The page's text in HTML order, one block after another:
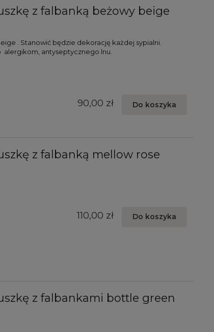
z falbanką beżowy beige
. Stanowić będzie dekorację każdej sypialni.
alergikom, antyseptycznego lnu.
90,00 zł Do koszyka
z falbanką mellow rose
110,00 zł Do koszyka
z falbankami bottle green